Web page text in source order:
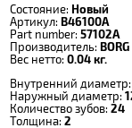
Состояние: Новый
Артикул: B46100A
Part number: 57102A
Производитель:
Вес нетто: 0.04 кг.
Внутренний
Наружный диаметр:
Количество зубов: 24
Толщина: 2